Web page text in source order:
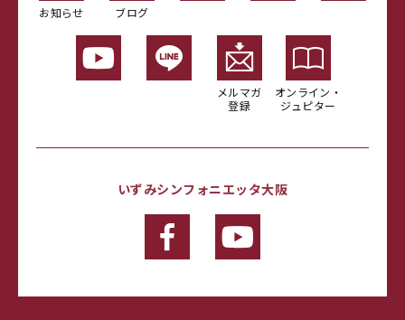
お知らせ ブログ
メルマガ
登録
オンライン・
ジュピター
いずみシンフォニエッタ大阪